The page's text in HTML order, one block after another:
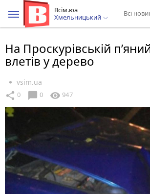
Всім.юа
Хмельницький
Всі
На Проскурівській
влетів у дерево
vsim.ua
share 0 chat_bubble 0 visibility 947